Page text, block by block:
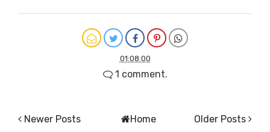
01:08:00
1 comment.
Newer Posts Older Posts
Home